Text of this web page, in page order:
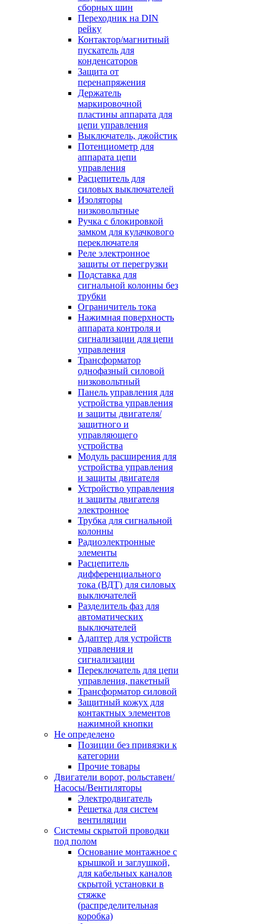
сборных шин
Переходник на DIN
рейку
Контактор/магнитный
пускатель для
конденсаторов
Защита от
перенапряжения
Держатель
маркировочной
пластины аппарата для
цепи управления
Выключатель, джойстик
Потенциометр для
аппарата цепи
управления
Расцепитель для
силовых выключателей
Изоляторы
низковольтные
Ручка с блокировкой
замком для кулачкового
переключателя
Реле электронное
защиты от перегрузки
Подставка для
сигнальной колонны без
трубки
Ограничитель тока
Нажимная поверхность
аппарата контроля и
сигнализации для цепи
управления
Трансформатор
однофазный силовой
низковольтный
Панель управления для
устройства управления
и защиты двигателя/
защитного и
управляющего
устройства
Модуль расширения для
устройства управления
и защиты двигателя
Устройство управления
и защиты двигателя
электронное
Трубка для сигнальной
колонны
Радиоэлектронные
элементы
Расцепитель
дифференциального
тока (ВДТ) для силовых
выключателей
Разделитель фаз для
автоматических
выключателей
Адаптер для устройств
управления и
сигнализации
Переключатель для цепи
управления, пакетный
Трансформатор силовой
Защитный кожух для
контактных элементов
нажимной кнопки
Не определено
Позиции без привязки к
категории
Прочие товары
Двигатели ворот, рольставен/
Насосы/Вентиляторы
Электродвигатель
Решетка для систем
вентиляции
Системы скрытой проводки
под полом
Основание монтажное с
крышкой и заглушкой,
для кабельных каналов
скрытой установки в
стяжке
(распределительная
коробка)